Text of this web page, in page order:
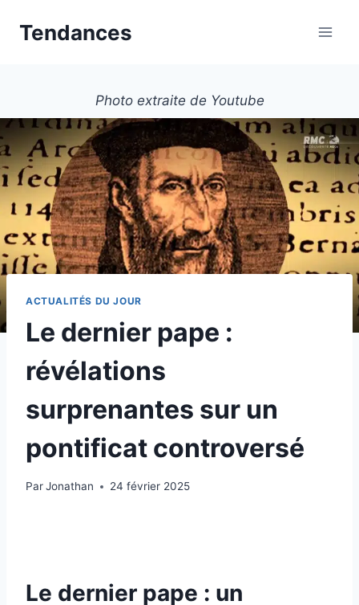
Tendances
Photo extraite de Youtube
ACTUALITÉS DU JOUR
Le dernier pape :
révélations
surprenantes sur un
pontificat controversé
ParJonathan 24 février 2025
Le dernier pape : un